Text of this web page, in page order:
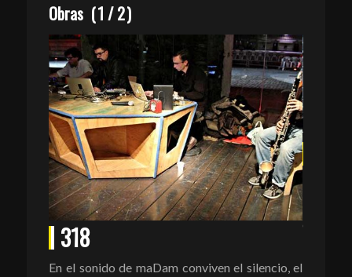
Obras (2 /2)
318
En el sonido de maDam conviven el silencio, el
especial